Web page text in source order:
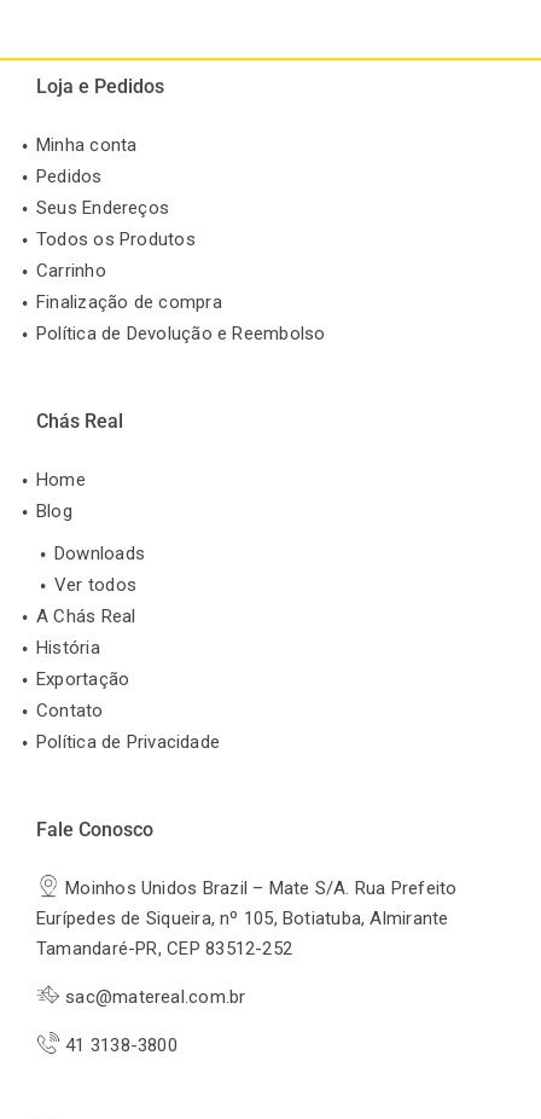
Loja e Pedidos
Minha conta
Pedidos
Seus Endereços
Todos os Produtos
Carrinho
Finalização de compra
Política de Devolução e Reembolso
Chás Real
Home
Blog
Downloads
Ver todos
A Chás Real
História
Exportação
Contato
Política de Privacidade
Fale Conosco
Moinhos Unidos Brazil – Mate S/A. Rua Prefeito
Eurípedes de Siqueira, nº 105, Botiatuba, Almirante
Tamandaré-PR, CEP 83512-252
sac@matereal.com.br
41 3138-3800